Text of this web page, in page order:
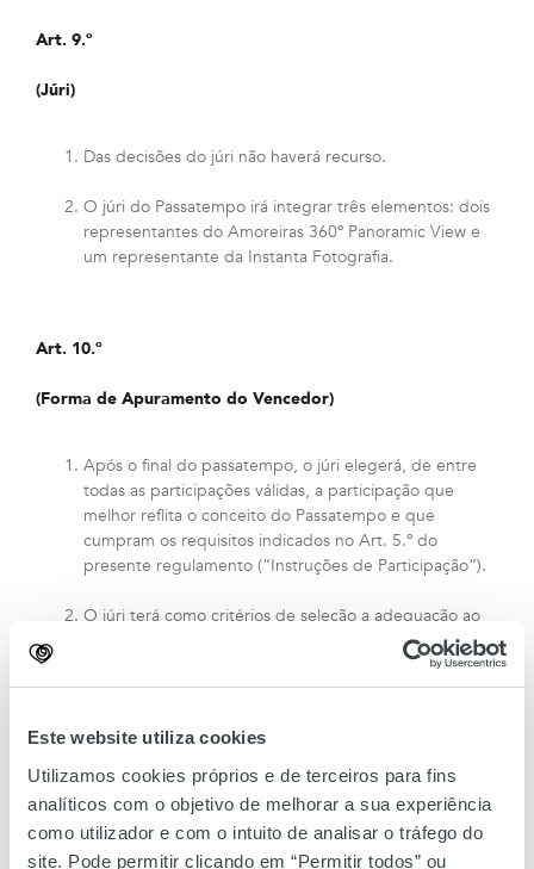
Este website utiliza cookies
Utilizamos cookies próprios e de terceiros para fins
analíticos com o objetivo de melhorar a sua experiência
como utilizador e com o intuito de analisar o tráfego do
site. Pode permitir clicando em “Permitir todos” ou
Art. 9.º
(Júri)
Das decisões do júri não haverá recurso.
O júri do Passatempo irá integrar três elementos: dois
representantes do Amoreiras 360º Panoramic View e
um representante da Instanta Fotografia.
Art. 10.º
(Forma de Apuramento do Vencedor)
Após o final do passatempo, o júri elegerá, de entre
todas as participações válidas, a participação que
melhor reflita o conceito do Passatempo e que
cumpram os requisitos indicados no Art. 5.º do
presente regulamento (“Instruções de Participação”).
O júri terá como critérios de seleção a adequação ao
tema, a originalidade e a criatividade da participação.
Será considerado vencedor deste Passatempo o autor
Passatempo.
Art. 11.º